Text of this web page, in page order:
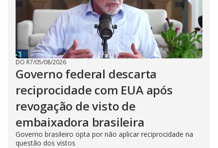
DO R7/05/08/2026
Governo federal descarta
reciprocidade com EUA após
revogação de visto de
embaixadora brasileira
Governo brasileiro opta por não aplicar reciprocidade na
questão dos vistos